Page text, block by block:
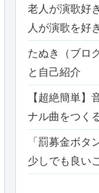
老人が演歌好
人が演歌を好
たぬき（ブロ
と自己紹介
【超絶簡単】
ナル曲をつく
「罰募金ボタ
少しでも良い